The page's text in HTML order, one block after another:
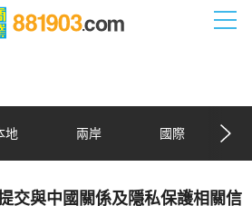
地 兩岸 國際
交與中國關係及隱私保護相關信